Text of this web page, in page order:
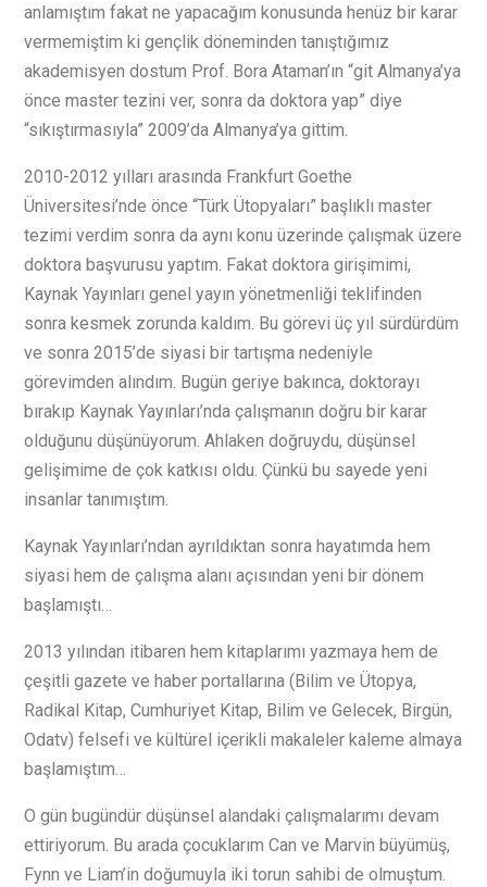
anlamıştım fakat ne yapacağım konusunda henüz bir karar
vermemiştim ki gençlik döneminden tanıştığımız
akademisyen dostum Prof. Bora Ataman’ın “git Almanya’ya
önce master tezini ver, sonra da doktora yap” diye
“sıkıştırmasıyla” 2009’da Almanya’ya gittim.
2010-2012 yılları arasında Frankfurt Goethe
Üniversitesi’nde önce “Türk Ütopyaları” başlıklı master
tezimi verdim sonra da aynı konu üzerinde çalışmak üzere
doktora başvurusu yaptım. Fakat doktora girişimimi,
Kaynak Yayınları genel yayın yönetmenliği teklifinden
sonra kesmek zorunda kaldım. Bu görevi üç yıl sürdürdüm
ve sonra 2015’de siyasi bir tartışma nedeniyle
görevimden alındım. Bugün geriye bakınca, doktorayı
bırakıp Kaynak Yayınları’nda çalışmanın doğru bir karar
olduğunu düşünüyorum. Ahlaken doğruydu, düşünsel
gelişimime de çok katkısı oldu. Çünkü bu sayede yeni
insanlar tanımıştım.
Kaynak Yayınları’ndan ayrıldıktan sonra hayatımda hem
siyasi hem de çalışma alanı açısından yeni bir dönem
başlamıştı…
2013 yılından itibaren hem kitaplarımı yazmaya hem de
çeşitli gazete ve haber portallarına (Bilim ve Ütopya,
Radikal Kitap, Cumhuriyet Kitap, Bilim ve Gelecek, Birgün,
Odatv) felsefi ve kültürel içerikli makaleler kaleme almaya
başlamıştım…
O gün bugündür düşünsel alandaki çalışmalarımı devam
ettiriyorum. Bu arada çocuklarım Can ve Marvin büyümüş,
Fynn ve Liam’in doğumuyla iki torun sahibi de olmuştum.